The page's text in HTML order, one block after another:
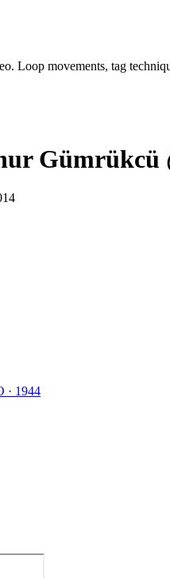
Loop movements, tag
Gümrükcü
· 1944